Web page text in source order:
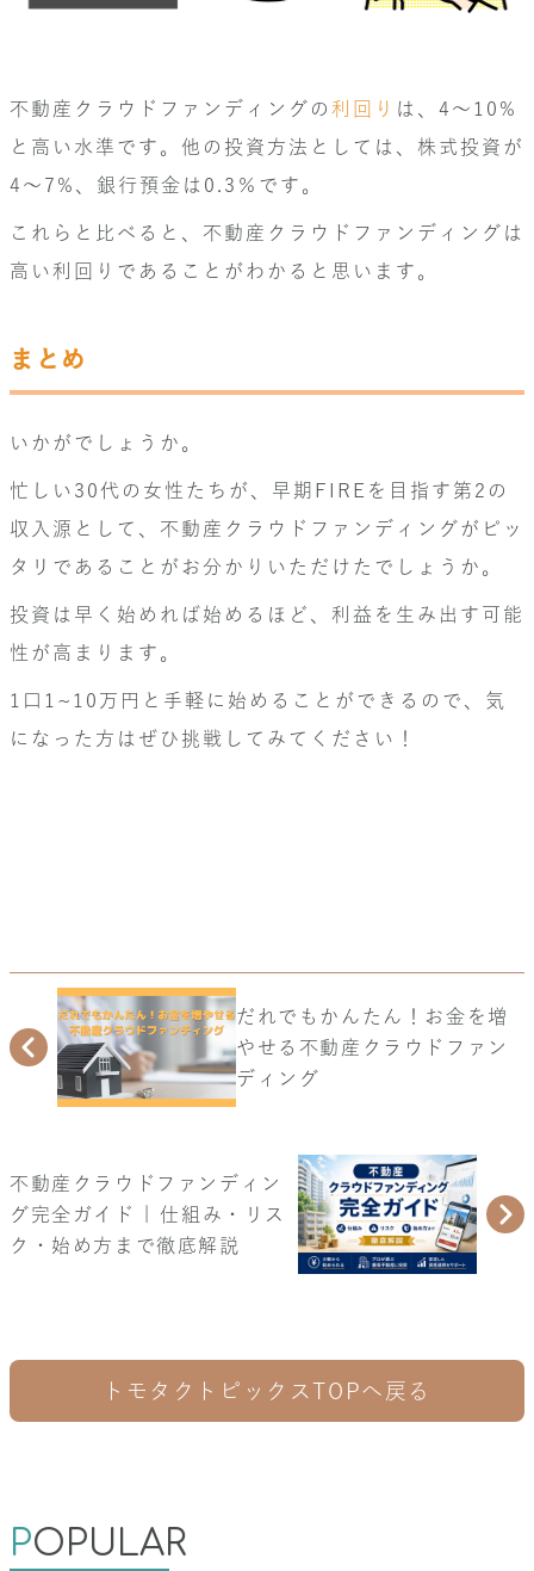
不動産クラウドファンディングの 利回り は、4〜10%
と高い水準です。他の投資方法としては、株式投資が
4〜7%、銀行預金は0.3％です。
これらと比べると、不動産クラウドファンディングは
高い利回りであることがわかると思います。
まとめ
いかがでしょうか。
忙しい30代の女性たちが、早期FIREを目指す第2の
収入源として、不動産クラウドファンディングがピッ
タリであることがお分かりいただけたでしょうか。
投資は早く始めれば始めるほど、利益を生み出す可能
性が高まります。
1口1~10万円と手軽に始めることができるので、気
になった方はぜひ挑戦してみてください！
だれでもかんたん！お金を増
やせる不動産クラウドファン
ディング
不動産クラウドファンディン
グ完全ガイド | 仕組み・リス
ク・始め方まで徹底解説
トモタクトピックスTOPへ戻る
POPULAR